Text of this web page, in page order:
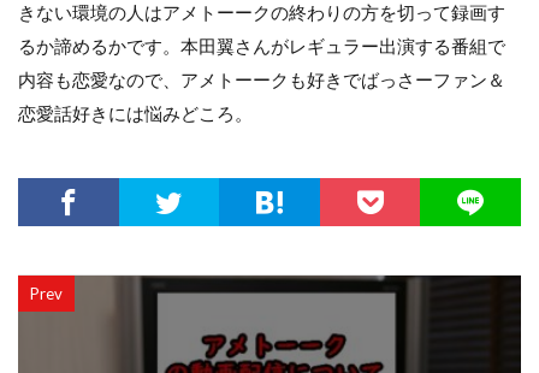
きない環境の人はアメトーークの終わりの方を切って録画す
るか諦めるかです。本田翼さんがレギュラー出演する番組で
内容も恋愛なので、アメトーークも好きでばっさーファン＆
恋愛話好きには悩みどころ。
Prev